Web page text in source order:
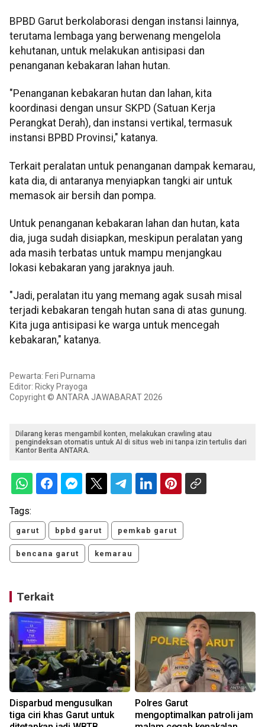
BPBD Garut berkolaborasi dengan instansi lainnya,
terutama lembaga yang berwenang mengelola
kehutanan, untuk melakukan antisipasi dan
penanganan kebakaran lahan hutan.
"Penanganan kebakaran hutan dan lahan, kita
koordinasi dengan unsur SKPD (Satuan Kerja
Perangkat Derah), dan instansi vertikal, termasuk
instansi BPBD Provinsi," katanya.
Terkait peralatan untuk penanganan dampak kemarau,
kata dia, di antaranya menyiapkan tangki air untuk
memasok air bersih dan pompa.
Untuk penanganan kebakaran lahan dan hutan, kata
dia, juga sudah disiapkan, meskipun peralatan yang
ada masih terbatas untuk mampu menjangkau
lokasi kebakaran yang jaraknya jauh.
"Jadi, peralatan itu yang memang agak susah misal
terjadi kebakaran tengah hutan sana di atas gunung.
Kita juga antisipasi ke warga untuk mencegah
kebakaran," katanya.
Pewarta: Feri Purnama
Editor: Ricky Prayoga
Copyright © ANTARA JAWABARAT 2026
Dilarang keras mengambil konten, melakukan crawling atau
pengindeksan otomatis untuk AI di situs web ini tanpa izin tertulis dari
Kantor Berita ANTARA.
Tags:
garut bpbd garut pemkab garut
bencana garut kemarau
Terkait
Disparbud mengusulkan
tiga ciri khas Garut untuk
Polres Garut
mengoptimalkan patroli jam